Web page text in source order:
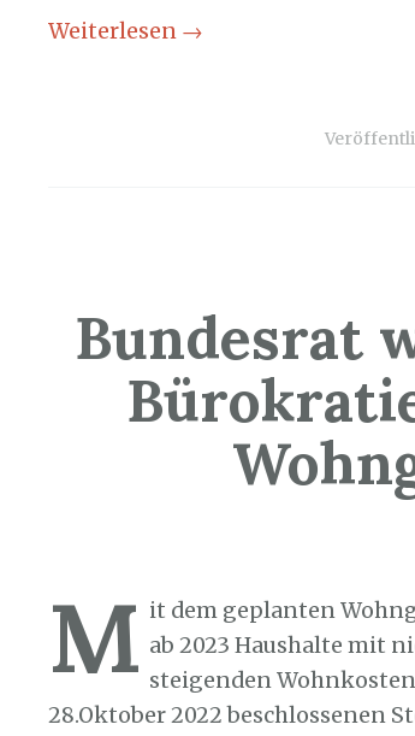
Weiterlesen →
Bundesrat
M it dem geplanten
ab 2023 Haushalte mit
steigenden
28.Oktober 2022 beschlossenen